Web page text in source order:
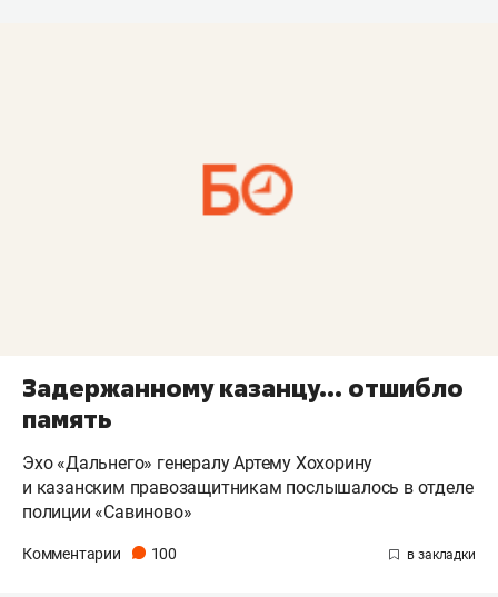
Задержанному казанцу... отшибло
память
Эхо «Дальнего» генералу Артему Хохорину
и казанским правозащитникам послышалось в отделе
полиции «Савиново»
Комментарии 100